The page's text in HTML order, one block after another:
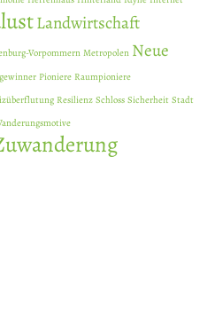
Landwirtschaft
VorpommernMetropolen Neue
Pioniere Raumpioniere
Resilienz Schloss Sicherheit Stadt